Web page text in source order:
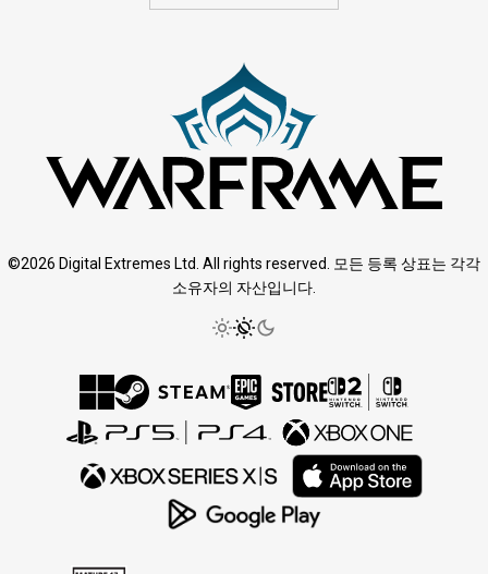
©2026 Digital Extremes Ltd. All rights reserved. 모든 등록 상표는 각각
소유자의 자산입니다.